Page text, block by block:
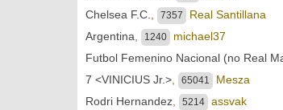
Chelsea F.C.
7357
Real Santillana
Argentina
1240
michael37
Futbol Femenino Nacional (no Real
7 <VINICIUS Jr.>
65041
Mesza
Rodri Hernandez
5214
assvak